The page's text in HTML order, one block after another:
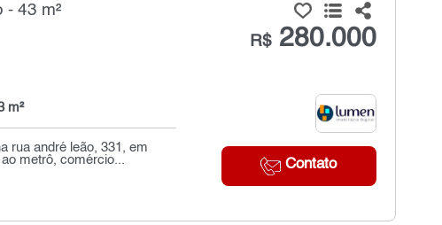
- 43 m²
R$280.000
Contato
m²
rua andré leão, 331, em
metrô, comércio...